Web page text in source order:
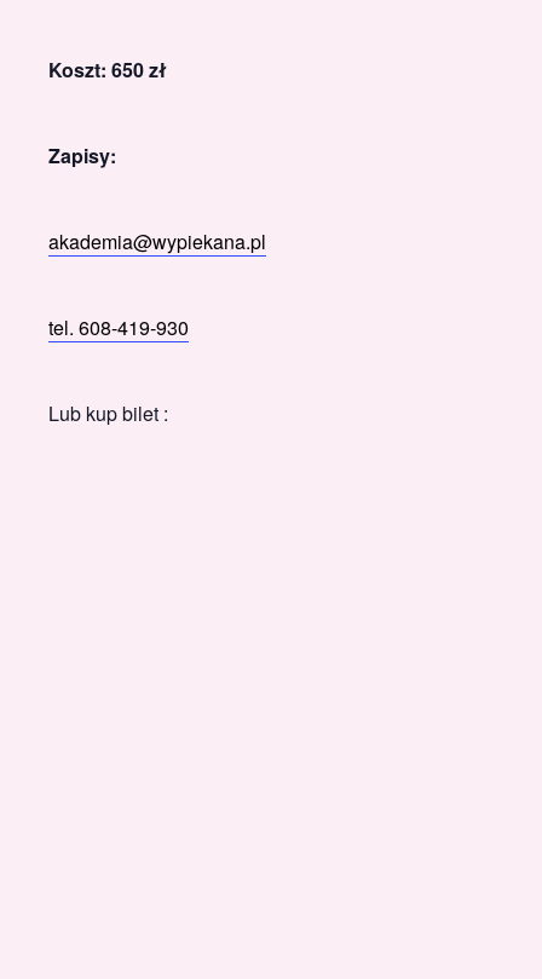
Koszt: 650 zł
Zapisy:
akademia@wypiekana.pl
tel. 608-419-930
Lub kup bilet :